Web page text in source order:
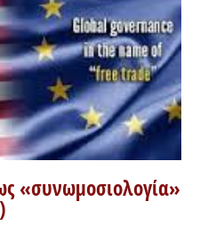
«συνωμοσιολογία»